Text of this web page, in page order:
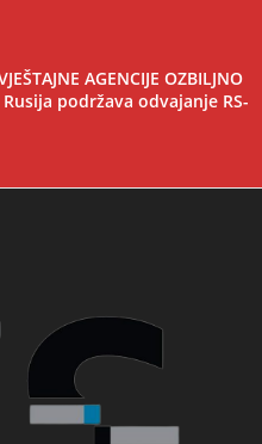
AGENCIJE OZBILJNO
Rusija podržava odvajanje RS-